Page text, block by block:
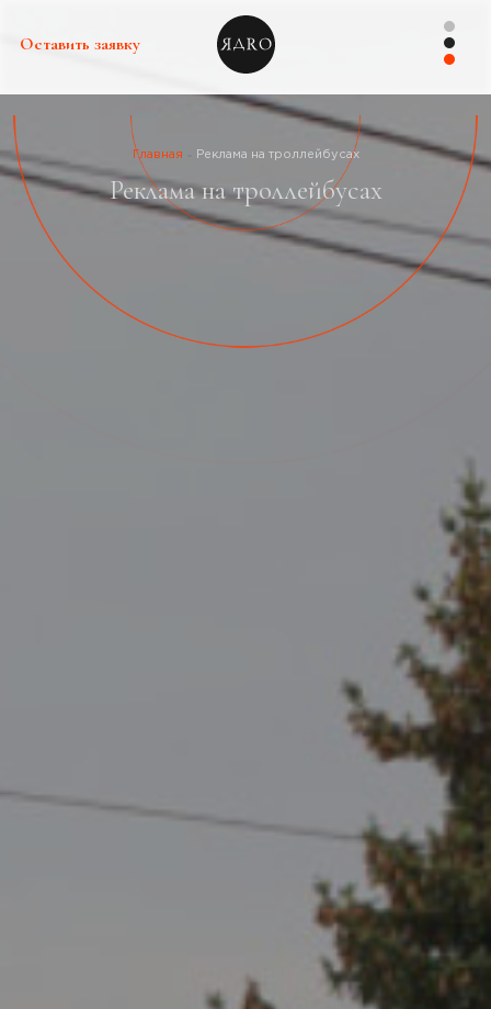
Оставить заявку
Главная Реклама на троллейбусах
Реклама на троллейбусах